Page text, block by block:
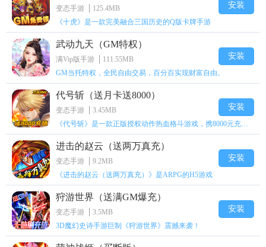
变态手游
125.4MB
《十虎》是一款完美融合三国历史的Q版卡牌手游
安装
武动九天（GM特权）
满Vip版手游
111.55MB
GM当托特权，全民自由交易，百分百实现财富自由。
安装
代号斩（送月卡送8000）
变态手游
3.45MB
《代号斩》是一款正版授权动作热血格斗游戏，携8000元充值壕礼福利来袭！
安装
进击的赵云（送两万真充）
变态手游
9.2MB
《进击的赵云（送两万真充）》是ARPG的H5游戏
安装
狩游世界（送满GM爆充）
变态手游
3.5MB
3D魔幻史诗手游巨制《狩游世界》震撼来袭！
安装